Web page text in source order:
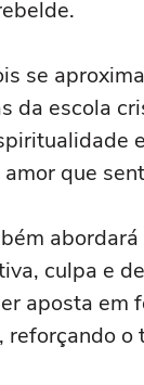
se
da escola
que
culpa e
aposta em
reforçando